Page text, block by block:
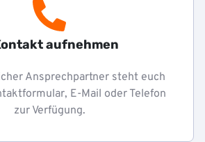
aufnehmen
Ansprechpartner steht euch
E-Mail oder Telefon
zur Verfügung.